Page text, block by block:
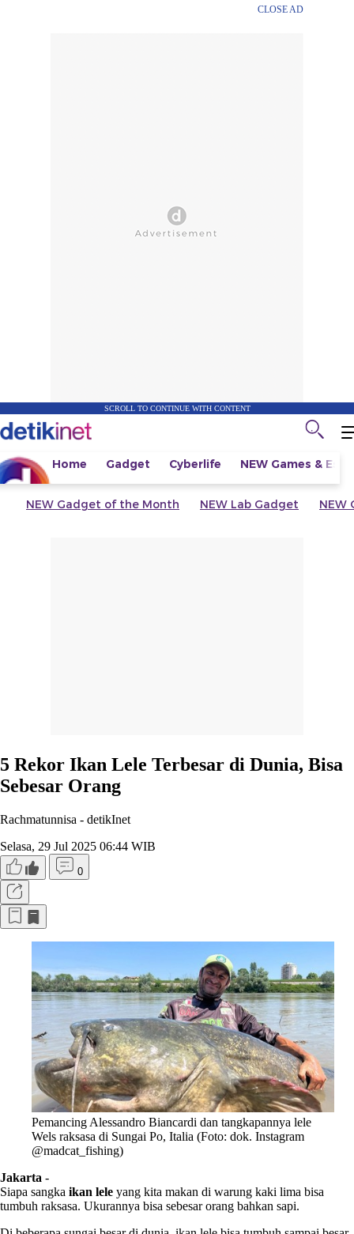
CLOSE AD
SCROLL TO CONTINUE WITH CONTENT
Home Gadget Cyberlife NEW Games &
NEW Gadget of the Month NEW Lab Gadget NEW
5 Rekor Ikan Lele Terbesar di Dunia, Bisa
Sebesar Orang
Rachmatunnisa - detikInet
Selasa, 29 Jul 2025 06:44 WIB
0
Pemancing Alessandro Biancardi dan tangkapannya lele
Wels raksasa di Sungai Po, Italia (Foto: dok. Instagram
@madcat_fishing)
Jakarta -
Siapa sangka ikan lele yang kita makan di warung kaki lima bisa
tumbuh raksasa. Ukurannya bisa sebesar orang bahkan sapi.